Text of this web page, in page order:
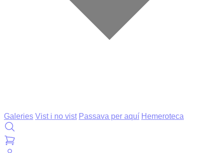
Galeries Vist i no vist Passava per aquí Hemeroteca